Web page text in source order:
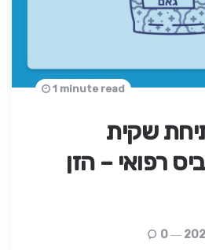
שקית
רפואי – הזן
1 minute read
0